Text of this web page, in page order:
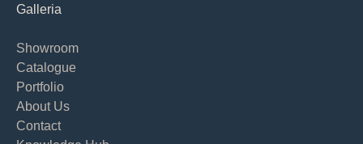
Galleria
Showroom
Catalogue
Portfolio
About Us
Contact